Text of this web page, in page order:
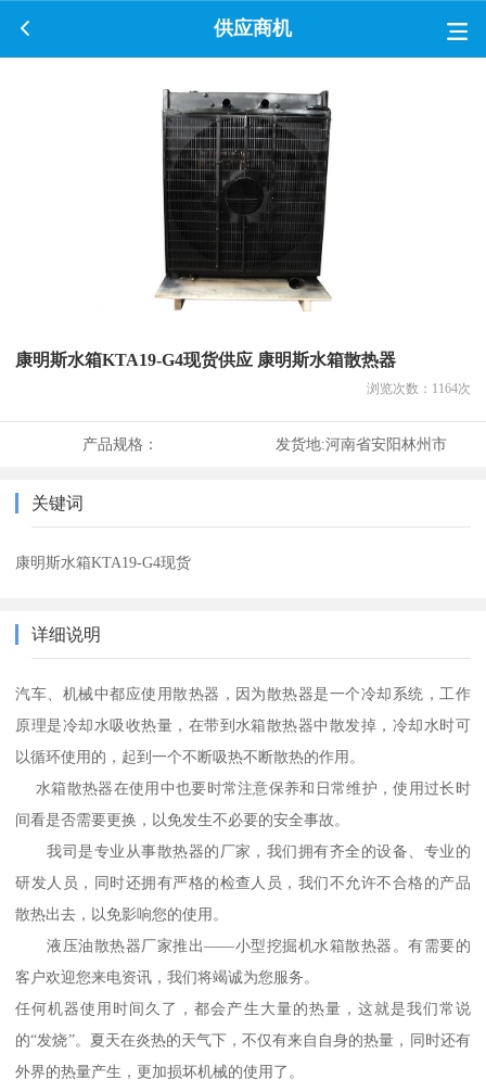
供应商机
康明斯水箱KTA19-G4现货供应 康明斯水箱散热器
浏览次数： 1164次
产品规格： 发货地:河南省安阳林州市
关键词
康明斯水箱KTA19-G4现货
详细说明
汽车、机械中都应使用散热器，因为散热器是一个冷却系统，工作
原理是冷却水吸收热量，在带到水箱散热器中散发掉，冷却水时可
以循环使用的，起到一个不断吸热不断散热的作用。
水箱散热器在使用中也要时常注意保养和日常维护，使用过长时
间看是否需要更换，以免发生不必要的安全事故。
我司是专业从事散热器的厂家，我们拥有齐全的设备、专业的
研发人员，同时还拥有严格的检查人员，我们不允许不合格的产品
散热出去，以免影响您的使用。
液压油散热器厂家推出——小型挖掘机水箱散热器。有需要的
客户欢迎您来电资讯，我们将竭诚为您服务。
任何机器使用时间久了，都会产生大量的热量，这就是我们常说
的“发烧”。夏天在炎热的天气下，不仅有来自自身的热量，同时还有
外界的热量产生，更加损坏机械的使用了。